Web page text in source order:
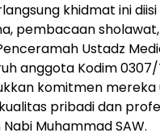
khidmat ini
pembacaan
Ustadz
anggota Kodim
komitmen
pribadi dan
Muhammad SAW.